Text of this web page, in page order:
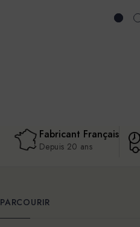
Fabricant Français
Depuis 20 ans
PARCOURIR